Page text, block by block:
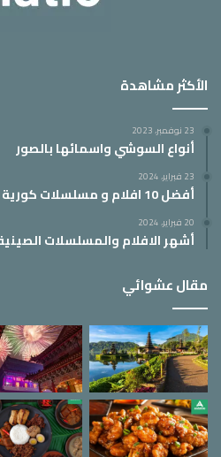
الأكثر مشاهدة
23 نوفمبر، 2023
أنواع السوشي واسمائها بالصور
23 فبراير، 2024
أفضل 10 افلام و مسلسلات كورية مترجمة
20 فبراير، 2024
أشهر الافلام والمسلسلات
مقال عشوائي